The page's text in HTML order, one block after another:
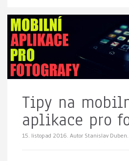
Tipy na
aplikace pro
15. listopad 2016. Autor Stanislav Duben.